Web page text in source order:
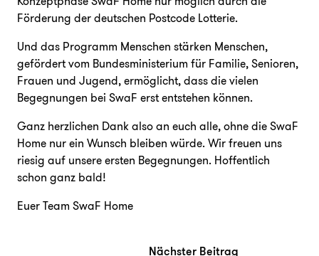
Förderung der deutschen Postcode Lotterie.
Und das Programm Menschen stärken Menschen,
gefördert vom Bundesministerium für Familie, Senioren,
Frauen und Jugend, ermöglicht, dass die vielen
Begegnungen bei SwaF erst entstehen können.
Ganz herzlichen Dank also an euch alle, ohne die SwaF
Home nur ein Wunsch bleiben würde. Wir freuen uns
riesig auf unsere ersten Begegnungen. Hoffentlich
schon ganz bald!
Euer Team SwaF Home
Nächster Beitrag